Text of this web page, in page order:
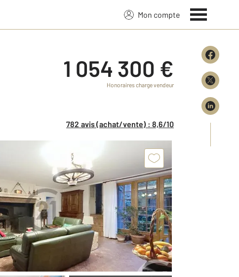
Mon compte
1 054 300 €
Honoraires charge vendeur
782 avis (achat/vente) : 8,6/10